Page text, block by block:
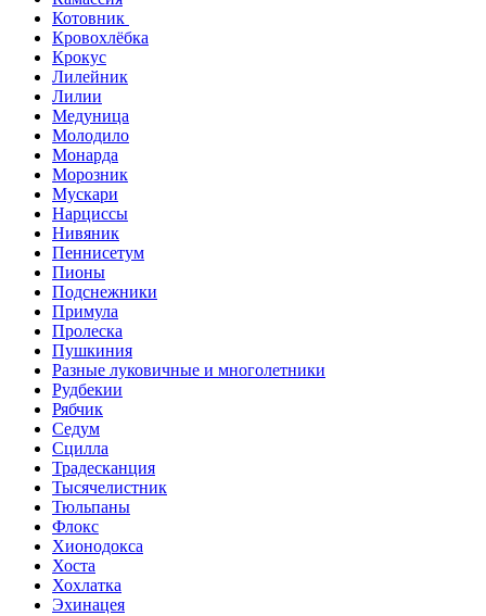
Котовник
Кровохлёбка
Крокус
Лилейник
Лилии
Медуница
Молодило
Монарда
Морозник
Мускари
Нарциссы
Нивяник
Пеннисетум
Пионы
Подснежники
Примула
Пролеска
Пушкиния
Разные луковичные и многолетники
Рудбекии
Рябчик
Седум
Сцилла
Традесканция
Тысячелистник
Тюльпаны
Флокс
Хионодокса
Хоста
Хохлатка
Эхинацея